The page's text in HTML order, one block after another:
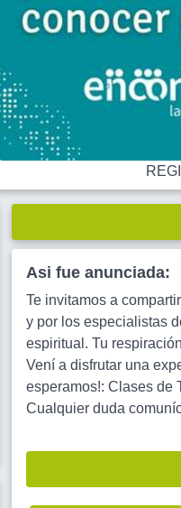
Asi fue anunciada:
Te invitamos a
y por los especialistas
espiritual. Tu
Vení a disfrutar una
esperamos!: Clases de
Cualquier duda